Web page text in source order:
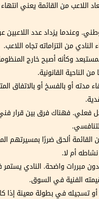
اللاعب من القائمة يعني
وعندما يزداد عدد اللاعبين
من التزاماته تجاه اللاعب.
وكأنه أصبح خارج المنظومة
الناحية القانونية.
مدته أو بالفسخ أو بالاتفاق
فعلي. فهناك فرق بين قرار
القائمة ألحق ضررًا بمسيرتهم
نشاطه أم لا.
مبررات واضحة. النادي
الفنية في السوق.
أو تسجيله في بطولة معينة إذا